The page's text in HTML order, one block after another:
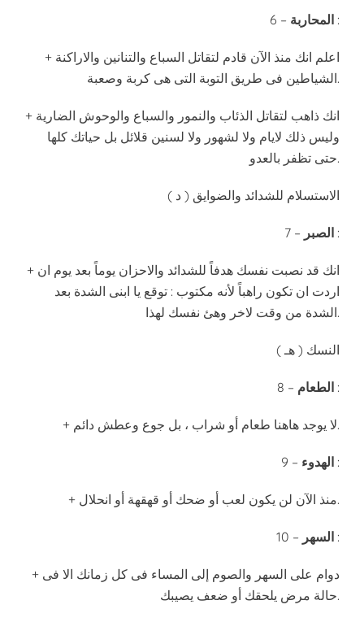
6 – المحاربة :
+ اعلم انك منذ الآن قادم لتقاتل السباع والتنانين والاراكنة
الشياطين فى طريق التوبة التى هى كربة وصعبة.
+ انك ذاهب لتقاتل الذئاب والنمور والسباع والوحوش الضارية
وليس ذلك لايام ولا لشهور ولا لسنين قلائل بل حياتك كلها
حتى تظفر بالعدو.
( د ) الاستسلام للشدائد والضوايق
7 – الصبر :
+ انك قد نصبت نفسك هدفاً للشدائد والاحزان يوماً بعد يوم ان
اردت ان تكون راهباً لأنه مكتوب : توقع يا ابنى الشدة بعد
الشدة من وقت لاخر وهئ نفسك لهذا.
( هـ ) النسك
8 – الطعام :
+ لا يوجد هاهنا طعام أو شراب ، بل جوع وعطش دائم.
9 – الهدوء :
+ منذ الآن لن يكون لعب أو ضحك أو قهقهة أو انحلال.
10 – السهر :
+ دوام على السهر والصوم إلى المساء فى كل زمانك الا فى
حالة مرض يلحقك أو ضعف يصيبك.